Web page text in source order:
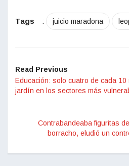
Tags : juicio maradona
Read Previous
Educación: solo cuatro de cada 10
jardín en los sectores más
Contrabandeaba figuritas
borracho, eludió un